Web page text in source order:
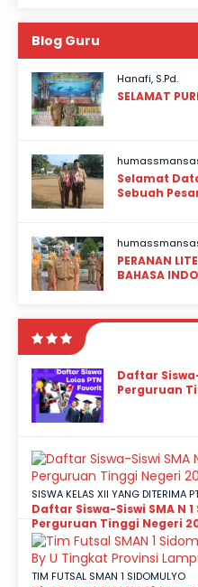
Blog Guru
Hanafi, S.Pd.
SELAMAT
Selamat
Sebuah
PERANAN
BAHASA
Daftar
Perguruan
SISWA KELAS XII YANG DITERIMA
Daftar Siswa-Siswi SMA N
Perguruan Tinggi Negeri
TIM FUTSAL SMAN 1 SIDOMULYO